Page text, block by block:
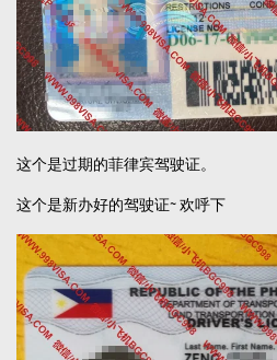
这个是过期的菲律宾驾驶证。
这个是新办好的驾驶证~ 欢呼下